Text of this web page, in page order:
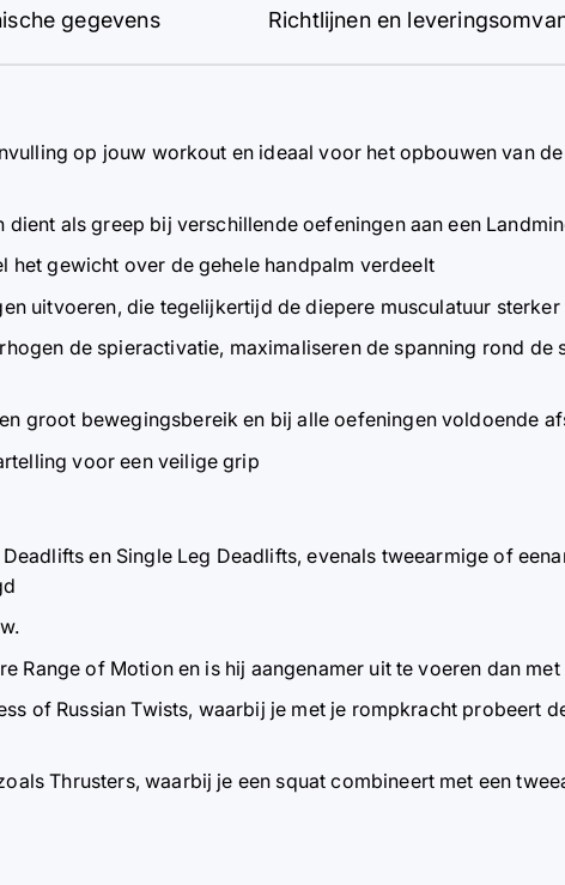
op jouw workout en ideaal voor het opbouwen van
dient als greep bij verschillende oefeningen aan een
gewicht over de gehele handpalm verdeelt
uitvoeren, die tegelijkertijd de diepere musculatuur
de spieractivatie, maximaliseren de spanning rond de
groot bewegingsbereik en bij alle oefeningen voldoende
voor een veilige grip
en Single Leg Deadlifts, evenals tweearmige of
Range of Motion en is hij aangenamer uit te voeren dan
of Russian Twists, waarbij je met je rompkracht probeert
Thrusters, waarbij je een squat combineert met een
gegevens Richtlijnen en